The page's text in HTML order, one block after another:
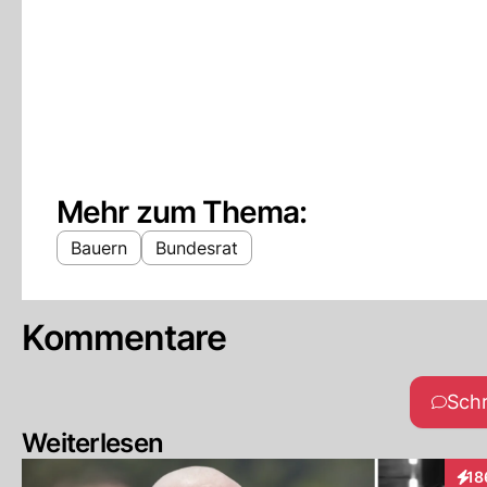
Mehr zum Thema:
Bauern Bundesrat
Kommentare
Weiterlesen